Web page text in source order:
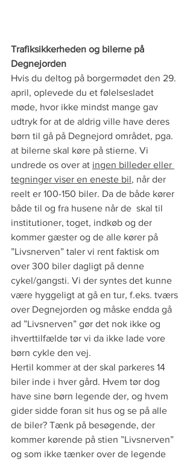
Trafiksikkerheden og bilerne på
Degnejorden
Hvis du deltog på borgermødet den 29.
april, oplevede du et følelsesladet
møde, hvor ikke mindst mange gav
udtryk for at de aldrig ville have deres
børn til gå på Degnejord området, pga.
at bilerne skal køre på stierne. Vi
undrede os over at ingen billeder eller
tegninger viser en eneste bil, når der
reelt er 100-150 biler. Da de både kører
både til og fra husene når de  skal til
institutioner, toget, indkøb og der
kommer gæster og de alle kører på
”Livsnerven” taler vi rent faktisk om
over 300 biler dagligt på denne
cykel/gangsti. Vi der syntes det kunne
være hyggeligt at gå en tur, f.eks. tværs
over Degnejorden og måske endda gå
ad ”Livsnerven” gør det nok ikke og
ihverttilfælde tør vi da ikke lade vore
børn cykle den vej.
Hertil kommer at der skal parkeres 14
biler inde i hver gård. Hvem tør dog
have sine børn legende der, og hvem
gider sidde foran sit hus og se på alle
de biler? Tænk på besøgende, der
kommer kørende på stien ”Livsnerven”
og som ikke tænker over de legende